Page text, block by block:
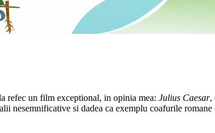
refec un film exceptional, in opinia mea: Julius Caesar,
si dadea ca exemplu coafurile